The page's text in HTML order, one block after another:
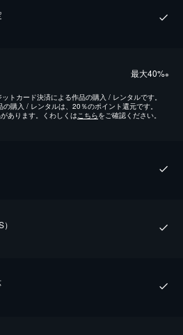
最⼤40%※
トカード決済による作品の購入 / レンタルです。
購入 / レンタルは、20％のポイント還元です。
あります。くわしくはこちらをご確認ください。